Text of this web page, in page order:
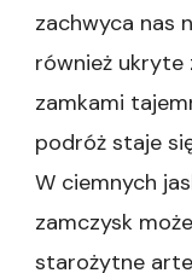
zachwyca nas
również
zamkami
podróż staje
W ciemnych
zamczysk
starożytne